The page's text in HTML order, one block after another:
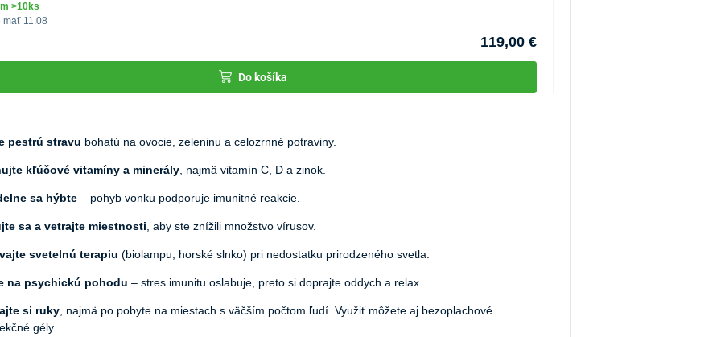
>10ks
mať 11.08
119,00 €
Do košíka
pestrú stravu bohatú na ovocie, zeleninu a celozrnné potraviny.
kľúčové vitamíny a minerály, najmä vitamín C, D a zinok.
sa hýbte– pohyb vonku podporuje imunitné reakcie.
sa a vetrajte miestnosti, aby ste znížili množstvo vírusov.
svetelnú terapiu (biolampu, horské slnko) pri nedostatku prirodzeného svetla.
na psychickú pohodu – stres imunitu oslabuje, preto si doprajte oddych a relax.
si ruky, najmä po pobyte na miestach s väčším počtom ľudí. Využiť môžete aj bezoplachové
gély.